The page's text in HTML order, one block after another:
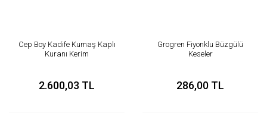
Cep Boy Kadife Kumaş Kaplı
Kuranı Kerim
2.600,03 TL
Grogren Fiyonklu Büzgülü
Keseler
286,00 TL